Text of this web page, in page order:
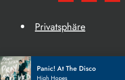
Privatsphäre
Panic! At The Disco
High Hopes